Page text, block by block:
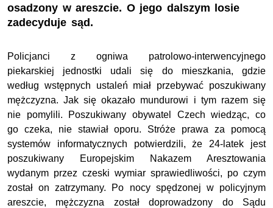
osadzony w areszcie. O jego dalszym losie
zadecyduje sąd.
Policjanci z ogniwa patrolowo-interwencyjnego
piekarskiej jednostki udali się do mieszkania, gdzie
według wstępnych ustaleń miał przebywać poszukiwany
mężczyzna. Jak się okazało mundurowi i tym razem się
nie pomylili. Poszukiwany obywatel Czech wiedząc, co
go czeka, nie stawiał oporu. Stróże prawa za pomocą
systemów informatycznych potwierdzili, że 24-latek jest
poszukiwany Europejskim Nakazem Aresztowania
wydanym przez czeski wymiar sprawiedliwości, po czym
został on zatrzymany. Po nocy spędzonej w policyjnym
areszcie, mężczyzna został doprowadzony do Sądu